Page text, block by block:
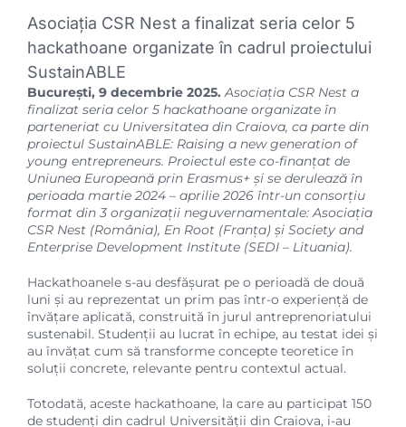
Asociația CSR Nest a finalizat seria celor 5
hackathoane organizate în cadrul proiectului
SustainABLE
București, 9 decembrie 2025. Asociația CSR Nest a
finalizat seria celor 5 hackathoane organizate în
parteneriat cu Universitatea din Craiova, ca parte din
proiectul SustainABLE: Raising a new generation of
young entrepreneurs. Proiectul este co-finanțat de
Uniunea Europeană prin Erasmus+ și se derulează în
perioada martie 2024 – aprilie 2026 într-un consorțiu
format din 3 organizații neguvernamentale: Asociația
CSR Nest (România), En Root (Franța) și Society and
Enterprise Development Institute (SEDI – Lituania).
Hackathoanele s-au desfășurat pe o perioadă de două
luni și au reprezentat un prim pas într-o experiență de
învățare aplicată, construită în jurul antreprenoriatului
sustenabil. Studenții au lucrat în echipe, au testat idei și
au învățat cum să transforme concepte teoretice în
soluții concrete, relevante pentru contextul actual.
Totodată, aceste hackathoane, la care au participat 150
de studenți din cadrul Universității din Craiova, i-au